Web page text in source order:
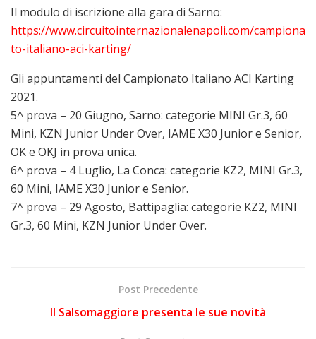
Il modulo di iscrizione alla gara di Sarno:
https://www.circuitointernazionalenapoli.com/campiona
to-italiano-aci-karting/
Gli appuntamenti del Campionato Italiano ACI Karting
2021.
5^ prova – 20 Giugno, Sarno: categorie MINI Gr.3, 60
Mini, KZN Junior Under Over, IAME X30 Junior e Senior,
OK e OKJ in prova unica.
6^ prova – 4 Luglio, La Conca: categorie KZ2, MINI Gr.3,
60 Mini, IAME X30 Junior e Senior.
7^ prova – 29 Agosto, Battipaglia: categorie KZ2, MINI
Gr.3, 60 Mini, KZN Junior Under Over.
Post Precedente
Il Salsomaggiore presenta le sue novità